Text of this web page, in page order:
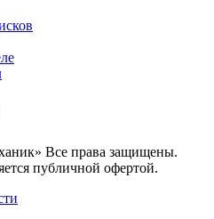
Все права защищены.
публичной офертой.